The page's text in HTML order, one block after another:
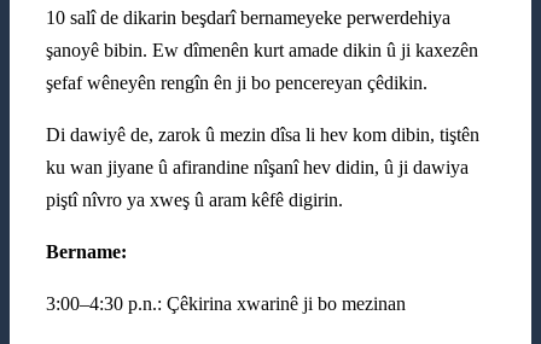
10 salî de dikarin beşdarî bernameyeke perwerdehiya
şanoyê bibin. Ew dîmenên kurt amade dikin û ji kaxezên
şefaf wêneyên rengîn ên ji bo pencereyan çêdikin.
Di dawiyê de, zarok û mezin dîsa li hev kom dibin, tiştên
ku wan jiyane û afirandine nîşanî hev didin, û ji dawiya
piştî nîvro ya xweş û aram kêfê digirin.
Bername:
3:00–4:30 p.n.: Çêkirina xwarinê ji bo mezinan